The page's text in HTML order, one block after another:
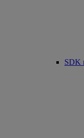
SDK